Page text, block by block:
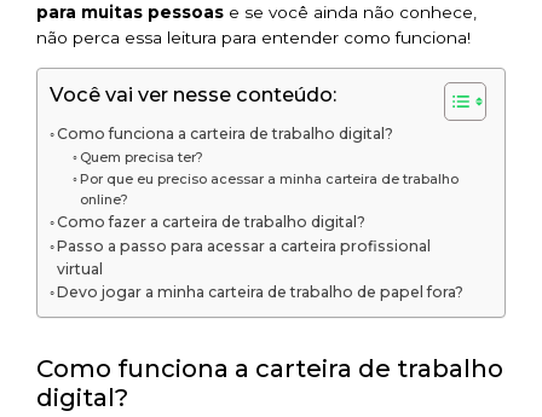
para muitas pessoas e se você ainda não conhece,
não perca essa leitura para entender como funciona!
Você vai ver nesse conteúdo:
Como funciona a carteira de trabalho digital?
Quem precisa ter?
Por que eu preciso acessar a minha carteira de trabalho
online?
Como fazer a carteira de trabalho digital?
Passo a passo para acessar a carteira profissional
virtual
Devo jogar a minha carteira de trabalho de papel fora?
Como funciona a carteira de trabalho
digital?